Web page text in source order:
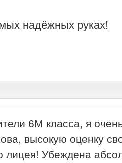
надёжных руках!
6М класса, я
высокую оценку
лицея! Убеждена